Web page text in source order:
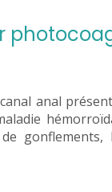
anal
gonflements,